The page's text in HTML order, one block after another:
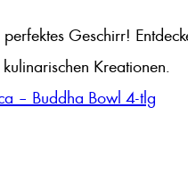
perfektes Geschirr!
Kreationen.
– Buddha Bowl 4-tlg